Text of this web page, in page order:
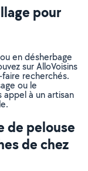
pour
ou en désherbage
sur AlloVoisins
recherchés.
ou le
à un artisan
de pelouse
de chez